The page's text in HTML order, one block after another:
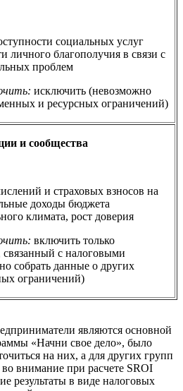
социальных услуг
личного благополучия в связи с
проблем
исключить (невозможно
и ресурсных ограничений)
и сообщества
и страховых взносов на
доходы бюджета
климата, рост доверия
включить только
связанный с налоговыми
собрать данные о других
ограничений)
являются основной
«Начни свое дело», было
на них, а для других групп
внимание при расчете SROI
результаты в виде налоговых